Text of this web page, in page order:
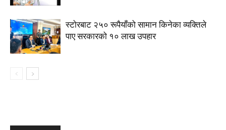
स्टाेरबाट २५० रूपैयाँको सामान किनेका व्यक्तिले
पाए सरकारको १० लाख उपहार